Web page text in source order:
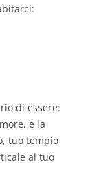
di essere:
e la
tuo tempio
al tuo